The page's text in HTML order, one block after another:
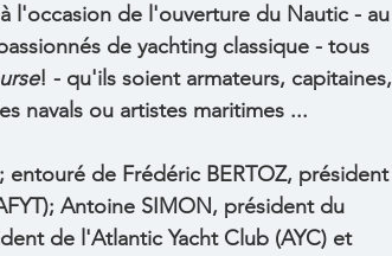
l'occasion de l'ouverture du Nautic - au
de yachting classique - tous
! - qu'ils soient armateurs, capitaines,
navals ou artistes maritimes ...
entouré de Frédéric BERTOZ, président
Antoine SIMON, président du
de l'Atlantic Yacht Club (AYC) et